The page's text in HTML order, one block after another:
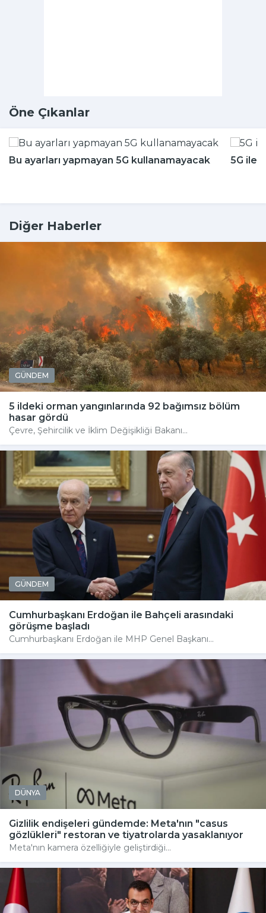
Öne Çıkanlar
Bu ayarları yapmayan 5G kullanamayacak 5G ile
Diğer Haberler
GÜNDEM
5 ildeki orman yangınlarında 92 bağımsız bölüm
hasar gördü
Çevre, Şehircilik ve İklim Değişikliği Bakanı...
GÜNDEM
Cumhurbaşkanı Erdoğan ile Bahçeli arasındaki
görüşme başladı
Cumhurbaşkanı Erdoğan ile MHP Genel Başkanı...
DÜNYA
Gizlilik endişeleri gündemde: Meta'nın "casus
gözlükleri" restoran ve tiyatrolarda yasaklanıyor
Meta'nın kamera özelliğiyle geliştirdiği...